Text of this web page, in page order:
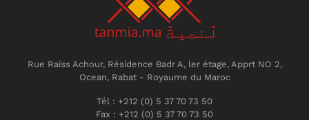
Rue Raiss Achour, Résidence Badr A, ler étage, Apprt NO 2,
Ocean, Rabat - Royaume du Maroc
Tél : +212 (0) 5 37 70 73 50
Fax : +212 (0) 5 37 70 73 50